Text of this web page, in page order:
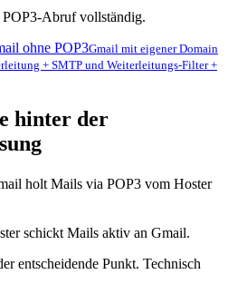
POP3-Abruf vollständig.
ohne POP3Gmail mit eigener Domain
+ SMTP und Weiterleitungs-Filter +
hinter der
holt Mails via POP3 vom Hoster
schickt Mails aktiv an Gmail.
entscheidende Punkt. Technisch